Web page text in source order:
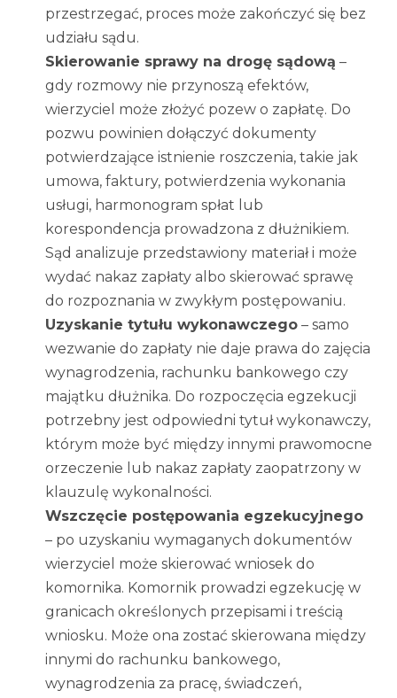
przestrzegać, proces może zakończyć się bez
udziału sądu.
Skierowanie sprawy na drogę sądową –
gdy rozmowy nie przynoszą efektów,
wierzyciel może złożyć pozew o zapłatę. Do
pozwu powinien dołączyć dokumenty
potwierdzające istnienie roszczenia, takie jak
umowa, faktury, potwierdzenia wykonania
usługi, harmonogram spłat lub
korespondencja prowadzona z dłużnikiem.
Sąd analizuje przedstawiony materiał i może
wydać nakaz zapłaty albo skierować sprawę
do rozpoznania w zwykłym postępowaniu.
Uzyskanie tytułu wykonawczego – samo
wezwanie do zapłaty nie daje prawa do zajęcia
wynagrodzenia, rachunku bankowego czy
majątku dłużnika. Do rozpoczęcia egzekucji
potrzebny jest odpowiedni tytuł wykonawczy,
którym może być między innymi prawomocne
orzeczenie lub nakaz zapłaty zaopatrzony w
klauzulę wykonalności.
Wszczęcie postępowania egzekucyjnego
– po uzyskaniu wymaganych dokumentów
wierzyciel może skierować wniosek do
komornika. Komornik prowadzi egzekucję w
granicach określonych przepisami i treścią
wniosku. Może ona zostać skierowana między
innymi do rachunku bankowego,
wynagrodzenia za pracę, świadczeń,